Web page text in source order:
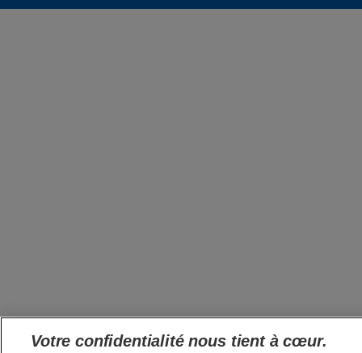
Votre confidentialité nous tient à cœur.